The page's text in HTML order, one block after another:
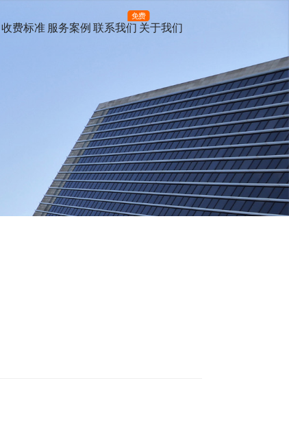
收费标准 服务案例 联系我们
免费
关于我们